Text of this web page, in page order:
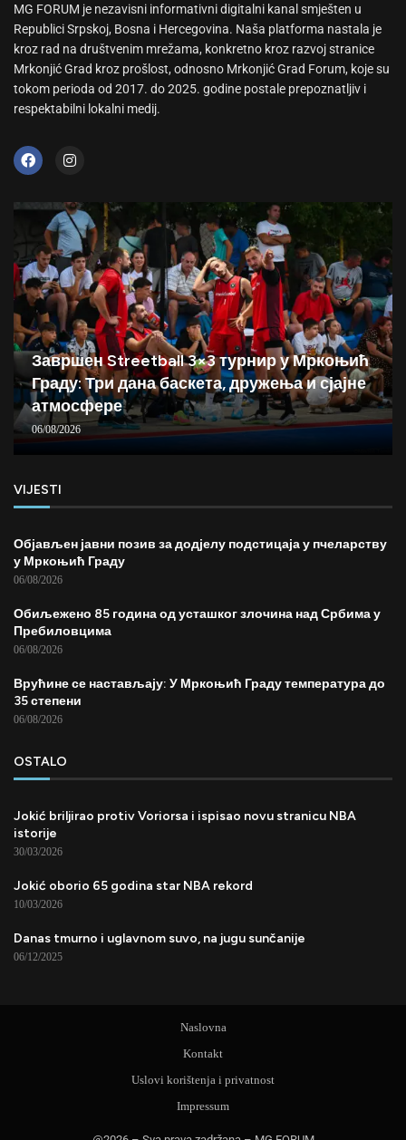
MG FORUM je nezavisni informativni digitalni kanal smješten u
Republici Srpskoj, Bosna i Hercegovina. Naša platforma nastala je
kroz rad na društvenim mrežama, konkretno kroz razvoj stranice
Mrkonjić Grad kroz prošlost, odnosno Mrkonjić Grad Forum, koje su
tokom perioda od 2017. do 2025. godine postale prepoznatljiv i
respektabilni lokalni medij.
Завршен Streetball 3×3 турнир у Мркоњић
Граду: Три дана баскета, дружења и сјајне
атмосфере
06/08/2026
VIJESTI
Објављен јавни позив за додјелу подстицаја у пчеларству
у Мркоњић Граду
06/08/2026
Обиљежено 85 година од усташког злочина над Србима у
Пребиловцима
06/08/2026
Врућине се настављају: У Мркоњић Граду температура до
35 степени
06/08/2026
OSTALO
Jokić briljirao protiv Voriorsa i ispisao novu stranicu NBA
istorije
30/03/2026
Jokić oborio 65 godina star NBA rekord
10/03/2026
Danas tmurno i uglavnom suvo, na jugu sunčanije
06/12/2025
Naslovna
Kontakt
Uslovi korištenja i privatnost
Impressum